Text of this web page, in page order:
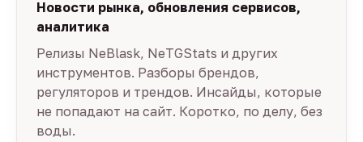
Новости рынка, обновления сервисов,
аналитика
Релизы NeBlask, NeTGStats и других
инструментов. Разборы брендов,
регуляторов и трендов. Инсайды, которые
не попадают на сайт. Коротко, по делу, без
воды.